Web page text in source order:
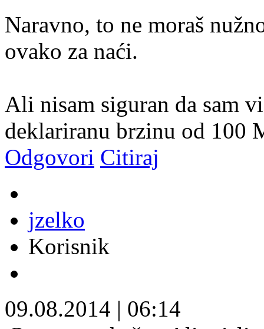
Naravno, to ne moraš
ovako za naći.
Ali nisam siguran da sam
deklariranu brzinu od 100
Odgovori Citiraj
jzelko
Korisnik
09.08.2014 | 06:14